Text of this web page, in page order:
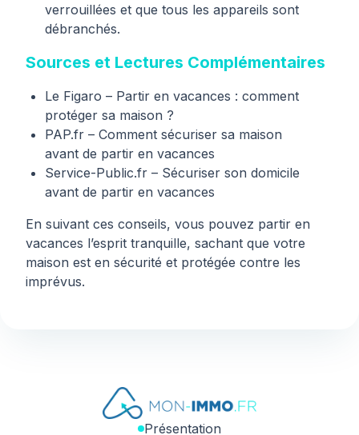
verrouillées et que tous les appareils sont
débranchés.
Sources et Lectures Complémentaires
Le Figaro – Partir en vacances : comment
protéger sa maison ?
PAP.fr – Comment sécuriser sa maison
avant de partir en vacances
Service-Public.fr – Sécuriser son domicile
avant de partir en vacances
En suivant ces conseils, vous pouvez partir en
vacances l’esprit tranquille, sachant que votre
maison est en sécurité et protégée contre les
imprévus.
Présentation